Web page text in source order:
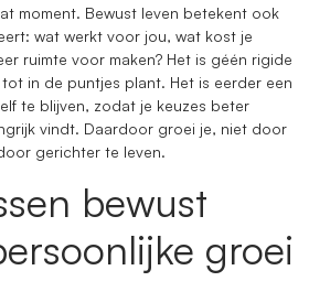
moment. Bewust leven betekent ook
wat werkt voor jou, wat kost je
ruimte voor maken? Het is géén rigide
in de puntjes plant. Het is eerder een
te blijven, zodat je keuzes beter
vindt. Daardoor groei je, niet door
gerichter te leven.
bewust
groei